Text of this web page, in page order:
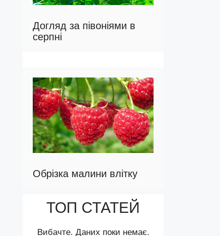
Догляд за півоніями в
серпні
Обрізка малини влітку
ТОП СТАТЕЙ
Вибачте. Даних поки немає.